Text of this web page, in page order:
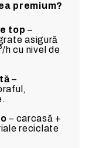
premium?
top –
asigură
h cu nivel de
–
– carcasă +
reciclate